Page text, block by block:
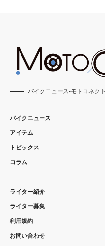
バイクニュース-モトコネクト
バイクニュース
アイテム
トピックス
コラム
ライター紹介
ライター募集
利用規約
お問い合わせ